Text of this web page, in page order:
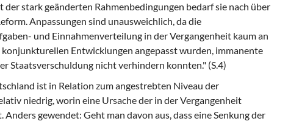
stark geänderten Rahmenbedingungen bedarf sie nach über
Anpassungen sind unausweichlich, da die
und Einnahmenverteilung in der Vergangenheit kaum an
Entwicklungen angepasst wurden, immanente
Staatsverschuldung nicht verhindern konnten." (S.4)
ist in Relation zum angestrebten Niveau der
niedrig, worin eine Ursache der in der Vergangenheit
gewendet: Geht man davon aus, dass eine Senkung der